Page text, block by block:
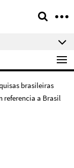
brasileiras
referencia a Brasil